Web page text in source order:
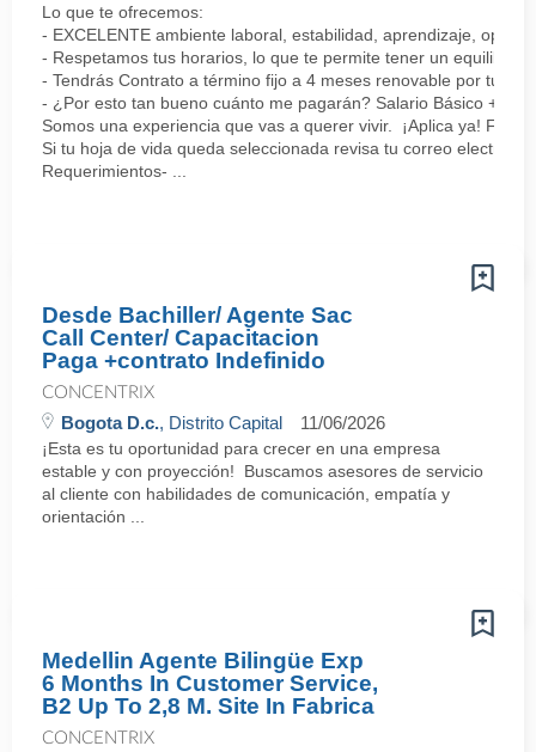
Lo que te ofrecemos:
- EXCELENTE ambiente laboral, estabilidad, aprendizaje,
- Respetamos tus horarios, lo que te permite tener un equilibrio
- Tendrás Contrato a término fijo a 4 meses renovable por tu
- ¿Por esto tan bueno cuánto me pagarán? Salario Básico +
Somos una experiencia que vas a querer vivir. ¡Aplica ya!
Si tu hoja de vida queda seleccionada revisa tu correo
Requerimientos- ...
Desde Bachiller/ Agente Sac
Call Center/ Capacitacion
Paga +contrato Indefinido
CONCENTRIX
Bogota D.c., Distrito Capital 11/06/2026
¡Esta es tu oportunidad para crecer en una empresa
estable y con proyección! Buscamos asesores de servicio
al cliente con habilidades de comunicación, empatía y
orientación ...
Medellin Agente Bilingüe Exp
6 Months In Customer Service,
B2 Up To 2,8 M. Site In Fabrica
CONCENTRIX